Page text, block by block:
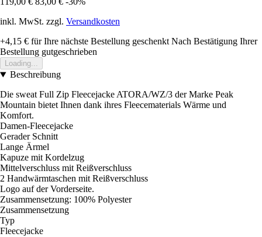
inkl. MwSt. zzgl. Versandkosten
+4,15 € für Ihre nächste Bestellung geschenkt Nach Bestätigung Ihrer
Bestellung gutgeschrieben
Loading...
Beschreibung
Die sweat Full Zip Fleecejacke ATORA/WZ/3 der Marke Peak
Mountain bietet Ihnen dank ihres Fleecematerials Wärme und
Komfort.
Damen-Fleecejacke
Gerader Schnitt
Lange Ärmel
Kapuze mit Kordelzug
Mittelverschluss mit Reißverschluss
2 Handwärmtaschen mit Reißverschluss
Logo auf der Vorderseite.
Zusammensetzung: 100% Polyester
Zusammensetzung
Typ
Fleecejacke